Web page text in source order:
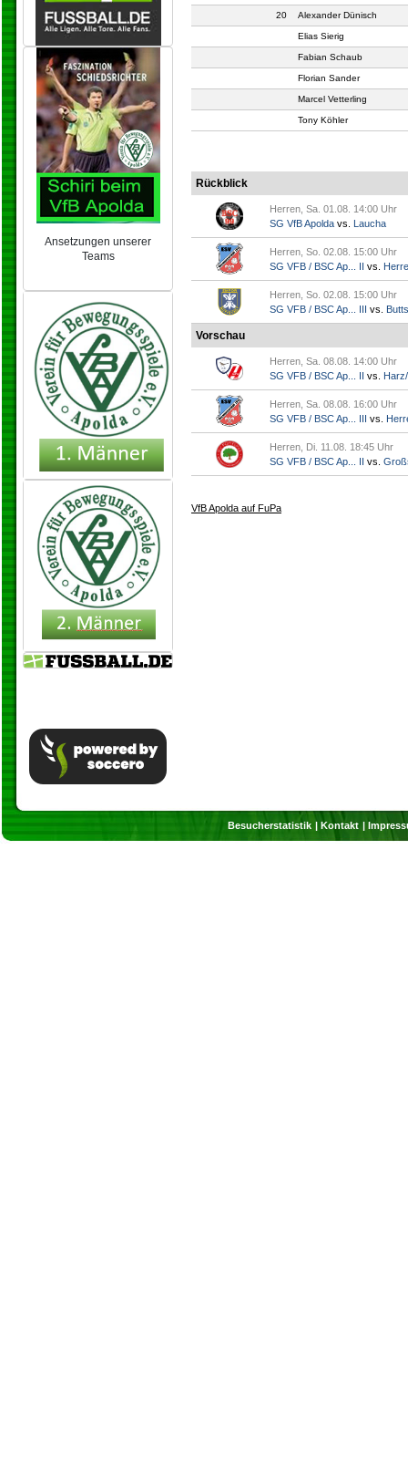
Ansetzungen unserer
Teams
20 Alexander Dünisch
Elias Sierig
Fabian Schaub
Florian Sander
Marcel Vetterling
Tony Köhler
Rückblick
Herren, Sa. 01.08. 14:00 Uhr
SG VfB Apolda vs. Laucha
Herren, So. 02.08. 15:00 Uhr
SG VFB / BSC Ap... II vs.
Herren, So. 02.08. 15:00 Uhr
SG VFB / BSC Ap... III vs.
Vorschau
Herren, Sa. 08.08. 14:00 Uhr
SG VFB / BSC Ap... II vs.
Herren, Sa. 08.08. 16:00 Uhr
SG VFB / BSC Ap... III vs.
Herren, Di. 11.08. 18:45 Uhr
SG VFB / BSC Ap... II vs.
VfB Apolda auf FuPa
Besucherstatistik Kontakt